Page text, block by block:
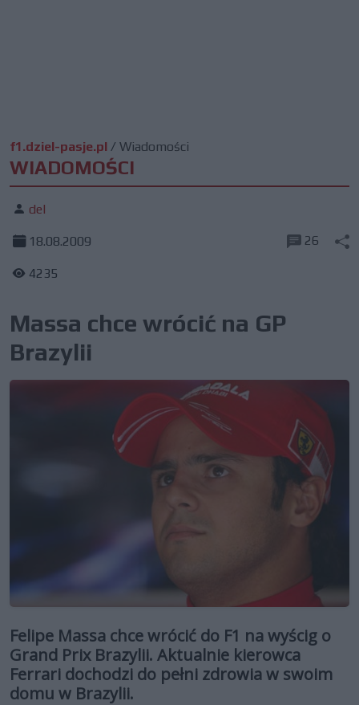
f1.dziel-pasje.pl / Wiadomości
WIADOMOŚCI
del
18.08.2009
4235
26
Massa chce wrócić na GP
Brazylii
Felipe Massa chce wrócić do F1 na wyścig o
Grand Prix Brazylii. Aktualnie kierowca
Ferrari dochodzi do pełni zdrowia w swoim
domu w Brazylii.